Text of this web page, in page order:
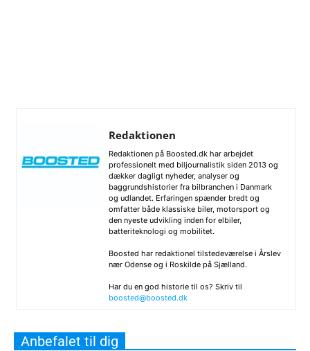
Redaktionen
Redaktionen på Boosted.dk har arbejdet
professionelt med biljournalistik siden 2013 og
dækker dagligt nyheder, analyser og
baggrundshistorier fra bilbranchen i Danmark
og udlandet. Erfaringen spænder bredt og
omfatter både klassiske biler, motorsport og
den nyeste udvikling inden for elbiler,
batteriteknologi og mobilitet.
Boosted har redaktionel tilstedeværelse i Årslev
nær Odense og i Roskilde på Sjælland.
Har du en god historie til os? Skriv til
boosted@boosted.dk